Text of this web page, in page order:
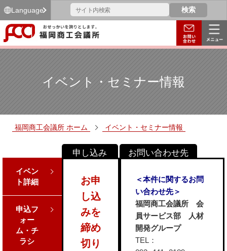
Language
イベント・セミナー情報
福岡商工会議所 ホーム イベント・セミナー情報
イベン
ト詳細
申込フ
ォー
ム・チ
ラシ
お申
し込
みを
締め
切り
＜本件に関するお問
い合わせ先＞
福岡商工会議所 会
員サービス部 人材
開発グループ
TEL：